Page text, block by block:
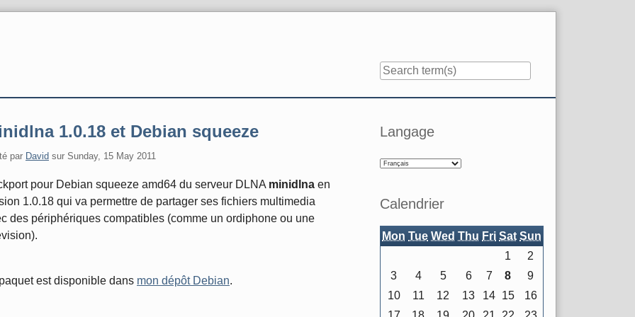
1.0.18 et Debian squeeze
par David sur Sunday, 15 May 2011
pour Debian squeeze amd64 du serveur DLNA minidlna en
1.0.18 qui va permettre de partager ses fichiers multimedia
des périphériques compatibles (comme un ordiphone ou une
est disponible dans mon dépôt Debian.
Sidebar
Langage
Calendrier
Mon Tue Wed Thu Fri Sat Sun
1
2
3
4 5 6 7 8
9
10
11 12 13 14 15
16